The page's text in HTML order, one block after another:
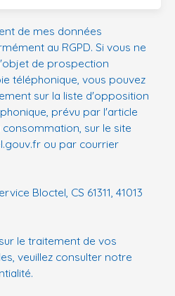
de mes données
au RGPD. Si vous ne
de prospection
téléphonique, vous pouvez
sur la liste d'opposition
prévu par l'article
consommation, sur le site
ou par courrier
Bloctel, CS 61311, 41013
le traitement de vos
veuillez consulter notre
.